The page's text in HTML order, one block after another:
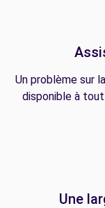
Un problème sur
disponible à
Une